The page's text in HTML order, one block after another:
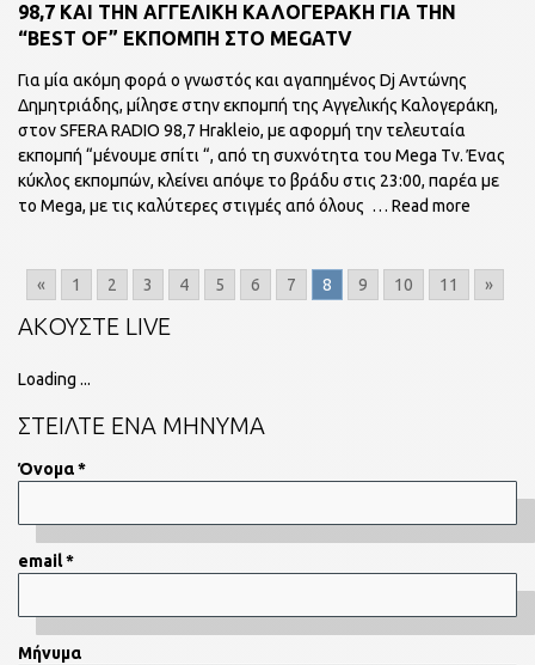
98,7 ΚΑΙ ΤΗΝ ΑΓΓΕΛΙΚΗ ΚΑΛΟΓΕΡΑΚΗ ΓΙΑ ΤΗΝ
“BEST OF” ΕΚΠΟΜΠΗ ΣΤΟ MEGATV
Για μία ακόμη φορά ο γνωστός και αγαπημένος Dj Αντώνης
Δημητριάδης, μίλησε στην εκπομπή της Αγγελικής Καλογεράκη,
στον SFERA RADIO 98,7 Hrakleio, με αφορμή την τελευταία
εκπομπή “μένουμε σπίτι “, από τη συχνότητα του Mega Tv. Ένας
κύκλος εκπομπών, κλείνει απόψε το βράδυ στις 23:00, παρέα με
το Mega, με τις καλύτερες στιγμές από όλους … Read more
« 1 2 3 4 5 6 7 8 9 10 11 »
ΑΚΟΥΣΤΕ LIVE
Loading ...
ΣΤΕΙΛΤΕ ΕΝΑ ΜΗΝΥΜΑ
Όνομα *
email *
Μήνυμα